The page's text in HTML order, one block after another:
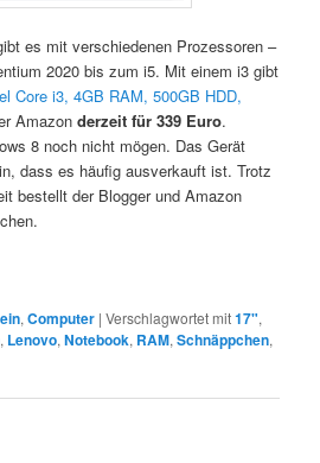
es mit verschiedenen Prozessoren –
2020 bis zum i5. Mit einem i3 gibt
Core i3, 4GB RAM, 500GB HDD,
Amazonderzeit für 339 Euro.
8 noch nicht mögen. Das Gerät
dass es häufig ausverkauft ist. Trotz
bestellt der Blogger und Amazon
,Computer |Verschlagwortet mit17",
, Lenovo,Notebook, RAM,Schnäppchen,